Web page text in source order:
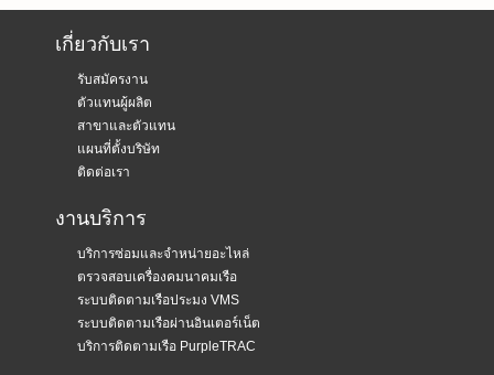
เกี่ยวกับเรา
รับสมัครงาน
ตัวแทนผู้ผลิต
สาขาและตัวแทน
แผนที่ตั้งบริษัท
ติดต่อเรา
งานบริการ
บริการซ่อมและจำหน่ายอะไหล่
ตรวจสอบเครื่องคมนาคมเรือ
ระบบติดตามเรือประมง VMS
ระบบติดตามเรือผ่านอินเตอร์เน็ต
บริการติดตามเรือ PurpleTRAC